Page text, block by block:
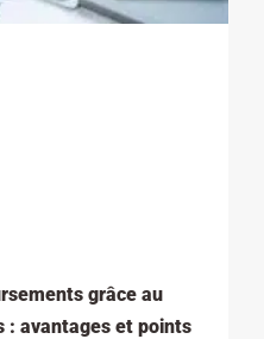
grâce au
: avantages et points